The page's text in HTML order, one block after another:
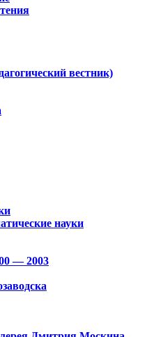
вестник)
науки
— 2003